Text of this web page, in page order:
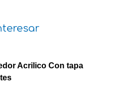
Acrilico Con tapa